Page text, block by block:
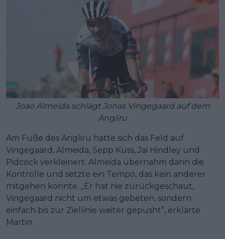
Joao Almeida schlägt Jonas Vingegaard auf dem
Angliru
Am Fuße des Angliru hatte sich das Feld auf
Vingegaard, Almeida, Sepp Kuss, Jai Hindley und
Pidcock verkleinert. Almeida übernahm dann die
Kontrolle und setzte ein Tempo, das kein anderer
mitgehen konnte. „Er hat nie zurückgeschaut,
Vingegaard nicht um etwas gebeten, sondern
einfach bis zur Ziellinie weiter gepusht“, erklärte
Martin.